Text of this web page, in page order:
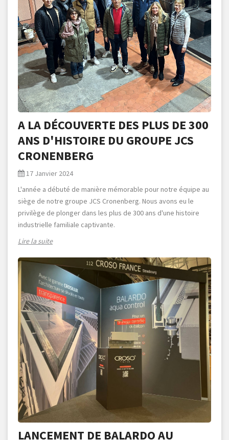
A LA DÉCOUVERTE DES PLUS DE 300
ANS D'HISTOIRE DU GROUPE JCS
CRONENBERG
17 Janvier 2024
L'année a débuté de manière mémorable pour notre équipe au
siège de notre groupe JCS Cronenberg. Nous avons eu le
privilège de plonger dans les plus de 300 ans d'une histoire
industrielle familiale captivante.
Lire la suite
LANCEMENT DE BALARDO AU